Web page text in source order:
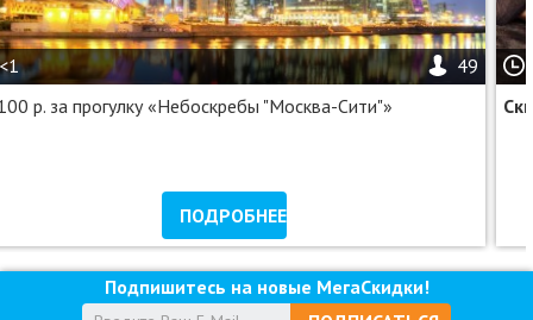
<1
49
р. за прогулку «Небоскребы "Москва-Сити"»
ПОДРОБНЕЕ
Подпишитесь на новые МегаСкидки!